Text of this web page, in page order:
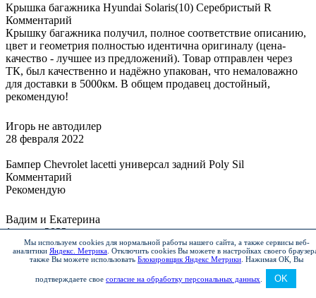
Крышка багажника Hyundai Solaris(10) Серебристый R
Комментарий
Крышку багажника получил, полное соответствие описанию,
цвет и геометрия полностью идентична оригиналу (цена-
качество - лучшее из предложений). Товар отправлен через
ТК, был качественно и надёжно упакован, что немаловажно
для доставки в 5000км. В общем продавец достойный,
рекомендую!
Игорь не автодилер
28 февраля 2022
Бампер Chevrolet lacetti универсал задний Poly Sil
Комментарий
Рекомендую
Вадим и Екатерина
1 марта 2022
Бампер новый в любой цвет Рено Логан/Сандеро 2014
Качество на высоте.
Мы используем cookies для нормальной работы нашего сайта, а также сервисы веб-
аналитики Яндекс. Метрика Отключить cookies Вы можете в настройках своего
также Вы можете использовать Блокировщик Яндекс Метрики Нажимая ОК, Вы
подтверждаете свое согласие на обработку персональных данных OK